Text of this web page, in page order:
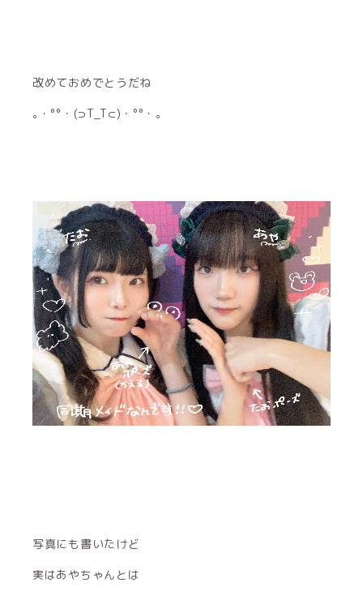
改めておめでとうだね
｡・°°・(⊃T_T⊂)・°°・。
写真にも書いたけど
実はあやちゃんとは